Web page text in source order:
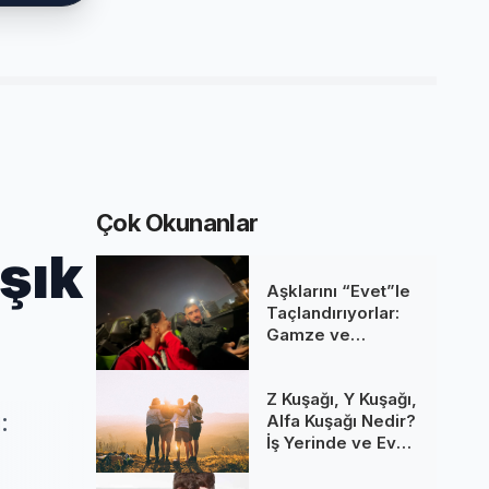
Çok Okunanlar
Aşklarını “Evet”le
Taçlandırıyorlar:
Gamze ve
Gündemde!
Z Kuşağı, Y Kuşağı,
Alfa Kuşağı Nedir?
İş Yerinde ve Evde